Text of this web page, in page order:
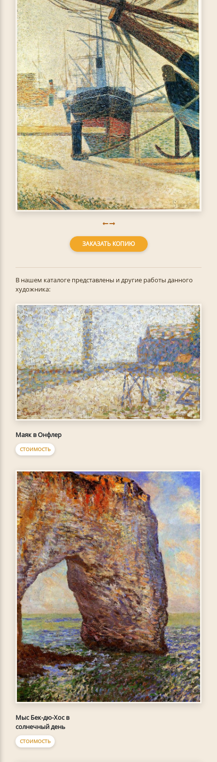
ЗАКАЗАТЬ КОПИЮ
В нашем каталоге представлены и другие работы данного
художника:
Маяк в Онфлер
СТОИМОСТЬ
Мыс Бек-дю-Хoc в
солнечный день
СТОИМОСТЬ